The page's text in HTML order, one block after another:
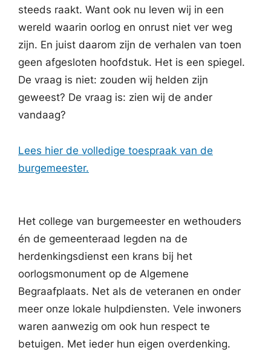
steeds raakt. Want ook nu leven wij in een
wereld waarin oorlog en onrust niet ver weg
zijn. En juist daarom zijn de verhalen van toen
geen afgesloten hoofdstuk. Het is een spiegel.
De vraag is niet: zouden wij helden zijn
geweest? De vraag is: zien wij de ander
vandaag?
Lees hier de volledige toespraak van de
burgemeester.
Het college van burgemeester en wethouders
én de gemeenteraad legden na de
herdenkingsdienst een krans bij het
oorlogsmonument op de Algemene
Begraafplaats. Net als de veteranen en onder
meer onze lokale hulpdiensten. Vele inwoners
waren aanwezig om ook hun respect te
betuigen. Met ieder hun eigen overdenking.